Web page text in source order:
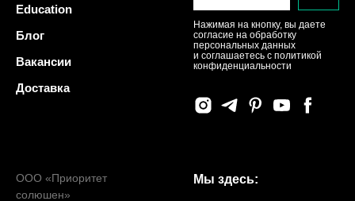
Education
Блог
Вакансии
Доставка
Нажимая на кнопку, вы даете
согласие на обработку
персональных данных
и соглашаетесь c политикой
конфиденциальности
ООО «Приоритет
солюшен»
Мы здесь: